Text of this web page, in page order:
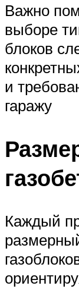
Важно
выборе
блоков
и
гаражу
Каждый